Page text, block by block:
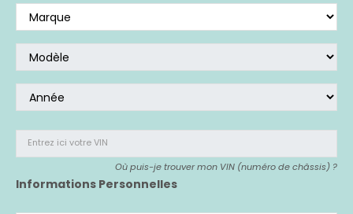
Entrez ici votre VIN
Où puis-je trouver mon VIN (numéro de châssis) ?
Informations Personnelles